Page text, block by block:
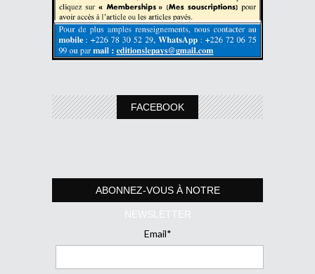
FACEBOOK
ABONNEZ-VOUS À NOTRE
NEWSLETTER
Email*